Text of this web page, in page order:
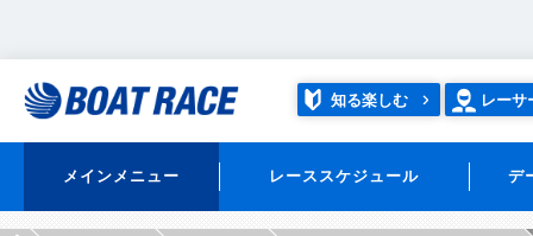
知る楽しむ レーサ
メインメニュー レーススケジュール デ